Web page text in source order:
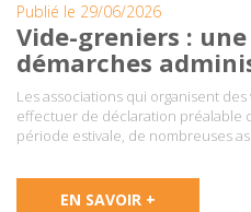
Publié le 29/06/2026
Vide-greniers :
démarches
Les associations qui organisent des
effectuer de déclaration préalable
période estivale, de nombreuses
EN SAVOIR +